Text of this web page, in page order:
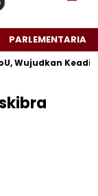
PARLEMENTARIA
Keadilan untuk